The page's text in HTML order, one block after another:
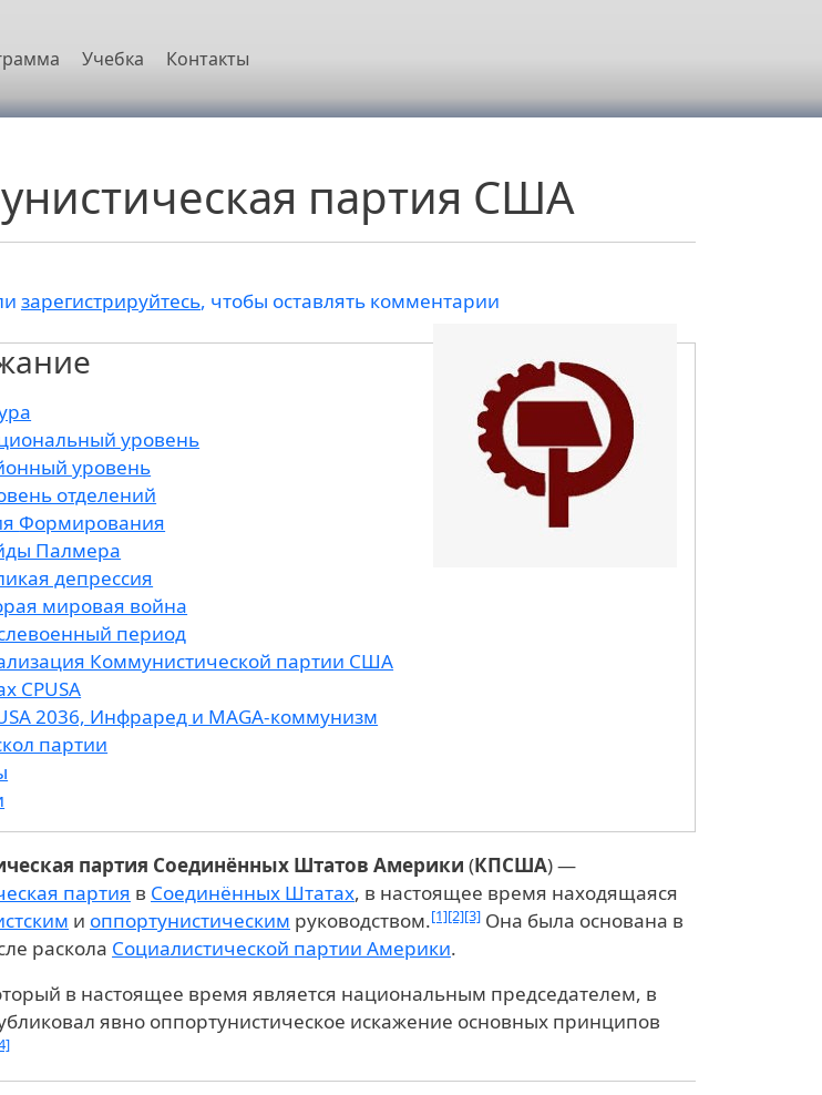
Учебка Контакты
партия США
зарегистрируйтесь, чтобы оставлять комментарии
уровень
уровень
отделений
Формирования
Палмера
депрессия
мировая война
период
Коммунистической партии США
CPUSA
2036, Инфраред и MAGA-коммунизм
партии
партия Соединённых Штатов Америки (КПСША) —
партия в Соединённых Штатах, в настоящее время находящаяся
и оппортунистическим руководством.[1][2][3] Она была основана в
раскола Социалистической партии Америки.
в настоящее время является национальным председателем, в
явно оппортунистическое искажение основных принципов